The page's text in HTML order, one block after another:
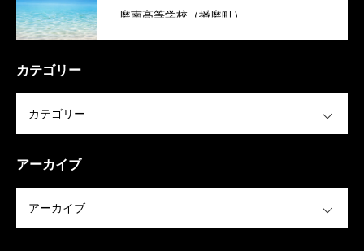
磨南高等学校（播磨町）
カテゴリー
アーカイブ